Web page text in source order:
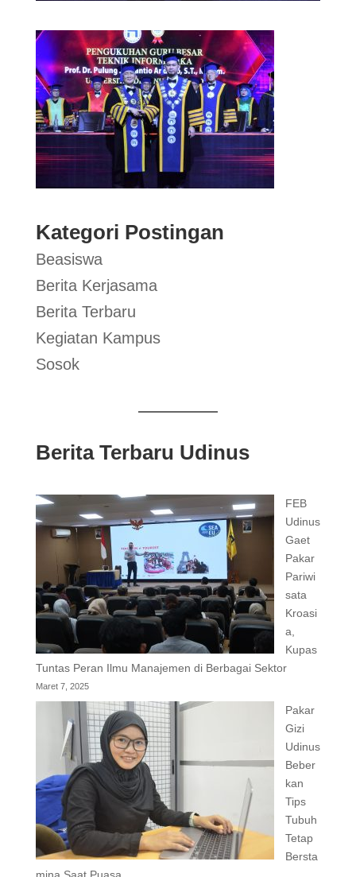
Kategori Postingan
Beasiswa
Berita Kerjasama
Berita Terbaru
Kegiatan Kampus
Sosok
Berita Terbaru Udinus
FEB
Udinus
Gaet
Pakar
Pariwi
sata
Kroasi
a,
Kupas
Tuntas Peran Ilmu Manajemen di Berbagai Sektor
Maret 7, 2025
Pakar
Gizi
Udinus
Beber
kan
Tips
Tubuh
Tetap
Bersta